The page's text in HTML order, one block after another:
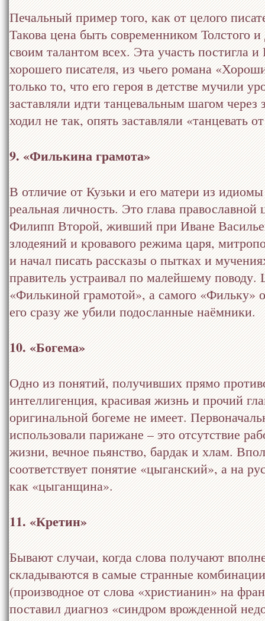
Печальный пример того, как от целого
Такова цена быть современником Толстого
своим талантом всех. Эта участь постигла
хорошего писателя, из чьего романа
только то, что его героя в детстве мучили
заставляли идти танцевальным шагом
ходил не так, опять заставляли «танцевать
9. «Филькина грамота»
В отличие от Кузьки и его матери из
реальная личность. Это глава
Филипп Второй, живший при Иване
злодеяний и кровавого режима царя,
и начал писать рассказы о пытках и
правитель устраивал по малейшему поводу.
«Филькиной грамотой», а самого «Фильку»
его сразу же убили подосланные наёмники.
10. «Богема»
Одно из понятий, получивших прямо
интеллигенция, красивая жизнь и прочий
оригинальной богеме не имеет.
использовали парижане – это отсутствие
жизни, вечное пьянство, бардак и хлам.
соответствует понятие «цыганский», а на
как «цыганщина».
11. «Кретин»
Бывают случаи, когда слова получают
складываются в самые странные
(производное от слова «христианин» на
поставил диагноз «синдром врожденной